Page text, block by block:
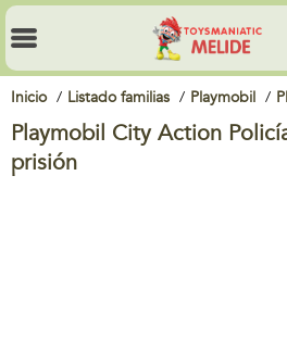
Inicio Listado familias Playmobil
Playmobil City Action
prisión